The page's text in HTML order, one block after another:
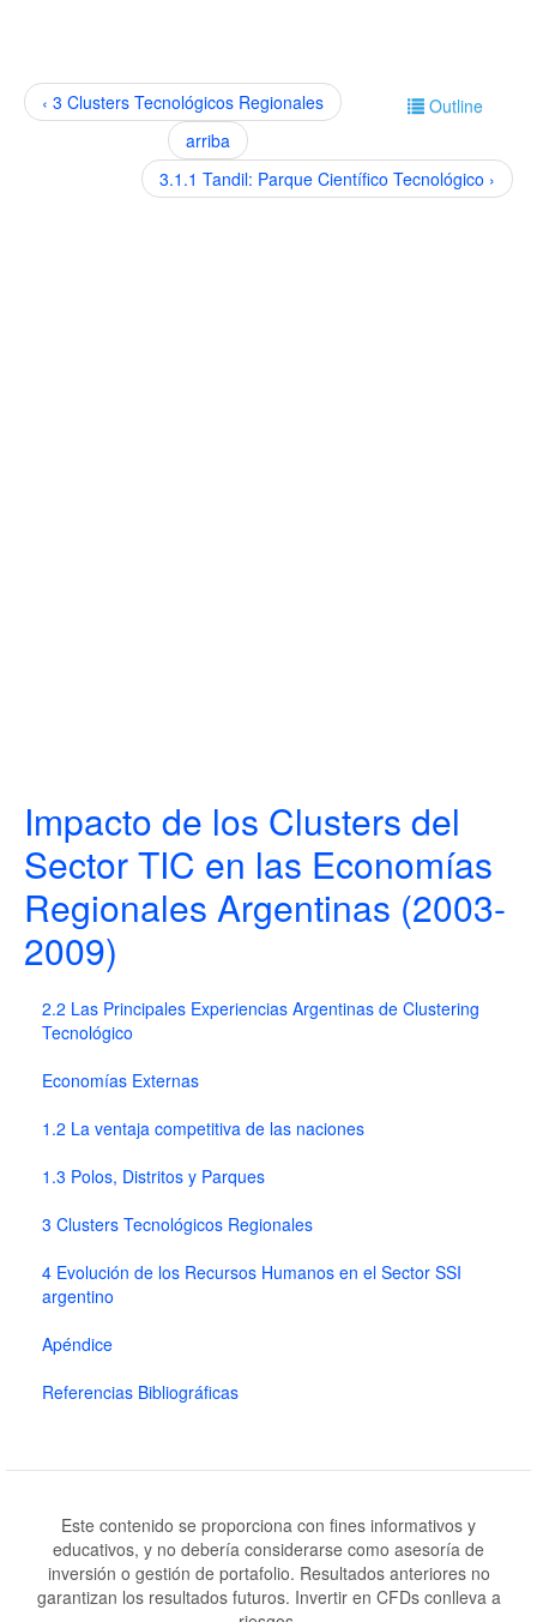
Outline
‹ 3 Clusters Tecnológicos Regionales
arriba
3.1.1 Tandil: Parque Científico Tecnológico ›
Impacto de los Clusters del
Sector TIC en las Economías
Regionales Argentinas (2003-
2009)
2.2 Las Principales Experiencias Argentinas de Clustering
Tecnológico
Economías Externas
1.2 La ventaja competitiva de las naciones
1.3 Polos, Distritos y Parques
3 Clusters Tecnológicos Regionales
4 Evolución de los Recursos Humanos en el Sector SSI
argentino
Apéndice
Referencias Bibliográficas
Este contenido se proporciona con fines informativos y
educativos, y no debería considerarse como asesoría de
inversión o gestión de portafolio. Resultados anteriores no
garantizan los resultados futuros. Invertir en CFDs conlleva a